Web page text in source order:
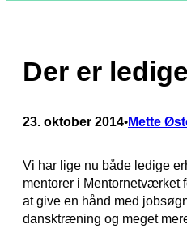
Der er
23. oktober 2014•Mette
Vi har lige nu både ledige
mentorer i Mentornetværket
at give en hånd med
dansktræning og meget